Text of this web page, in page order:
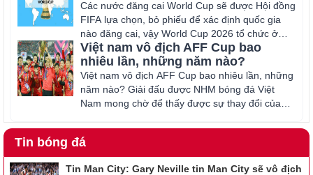
Các nước đăng cai World Cup sẽ được Hội đồng
FIFA lựa chọn, bỏ phiếu để xác định quốc gia
nào đăng cai, vậy World Cup 2026 tổ chức ở
đâu?
Việt nam vô địch AFF Cup bao
nhiêu lần, những năm nào?
Việt nam vô địch AFF Cup bao nhiêu lần, những
năm nào? Giải đấu được NHM bóng đá Việt
Nam mong chờ để thấy được sự thay đổi của
Tin bóng đá
Tin Man City: Gary Neville tin Man City sẽ vô địch